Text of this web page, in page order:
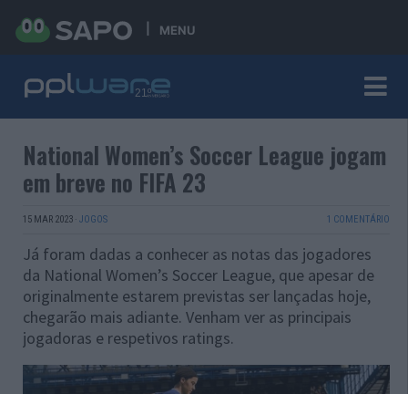
MENU
National Women’s Soccer League jogam
em breve no FIFA 23
15 MAR 2023 · JOGOS 1 COMENTÁRIO
Já foram dadas a conhecer as notas das jogadores
da National Women’s Soccer League, que apesar de
originalmente estarem previstas ser lançadas hoje,
chegarão mais adiante. Venham ver as principais
jogadoras e respetivos ratings.